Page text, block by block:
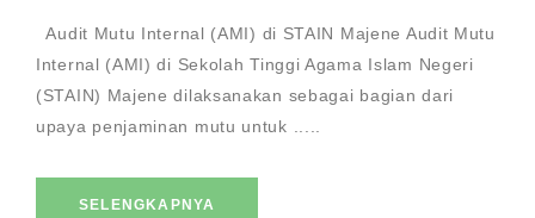
Audit Mutu Internal (AMI) di STAIN Majene Audit Mutu
Internal (AMI) di Sekolah Tinggi Agama Islam Negeri
(STAIN) Majene dilaksanakan sebagai bagian dari
upaya penjaminan mutu untuk .....
SELENGKAPNYA